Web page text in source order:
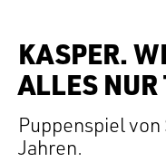
KASPER.
ALLES NUR
Puppenspiel von
Jahren.